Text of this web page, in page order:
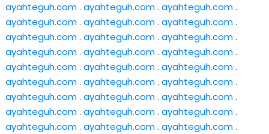
ayahteguh.com. ayahteguh.com. ayahteguh.com.
ayahteguh.com. ayahteguh.com. ayahteguh.com.
ayahteguh.com. ayahteguh.com. ayahteguh.com.
ayahteguh.com. ayahteguh.com. ayahteguh.com.
ayahteguh.com. ayahteguh.com. ayahteguh.com.
ayahteguh.com. ayahteguh.com. ayahteguh.com.
ayahteguh.com. ayahteguh.com. ayahteguh.com.
ayahteguh.com. ayahteguh.com. ayahteguh.com.
ayahteguh.com. ayahteguh.com. ayahteguh.com.